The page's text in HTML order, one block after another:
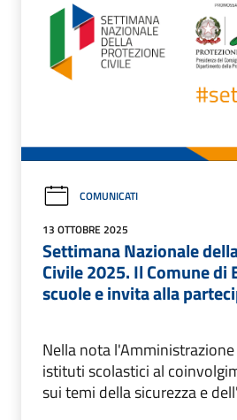
COMUNICATI
13 OTTOBRE 2025
Settimana Nazionale
Civile 2025. Il Comune di
scuole e invita alla
Nella nota
istituti scolastici al
sui temi della sicurezza e